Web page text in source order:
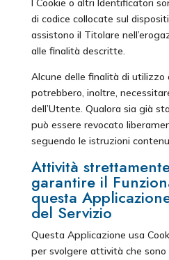
I Cookie o altri Identificatori
di codice collocate sul
assistono il Titolare
alle finalità descritte.
Alcune delle finalità di utilizzo
potrebbero, inoltre,
dell’Utente. Qualora sia già
può essere revocato
seguendo le istruzioni
Attività
garantire il
questa
del Servizio
Questa Applicazione usa
per svolgere attività che